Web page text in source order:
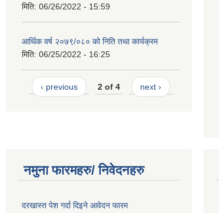
मिति: 06/26/2022 - 15:59
आर्थिक वर्ष २०७९/०८० को निति तथा कार्यक्रम
मिति: 06/25/2022 - 16:25
‹ previous 2 of 4 next ›
नमुना फारमहरु/ निवेदनहरु
दरखास्त पेश गर्दा दिइने आवेदन फारम